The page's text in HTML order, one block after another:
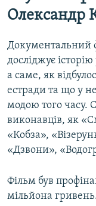
Олександр
Документальний
досліджує
а саме, як
естради та що у
модою того часу.
виконавців, як
«Кобза»,
«Дзвони»,
Фільм був
мільйона